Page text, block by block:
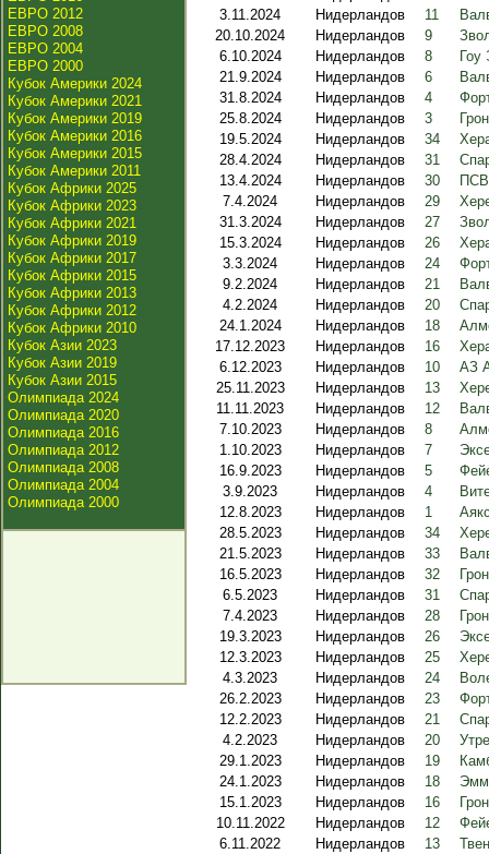
ЕВРО 2012
ЕВРО 2008
ЕВРО 2004
ЕВРО 2000
Кубок Америки 2024
Кубок Америки 2021
Кубок Америки 2019
Кубок Америки 2016
Кубок Америки 2015
Кубок Америки 2011
Кубок Африки 2025
Кубок Африки 2023
Кубок Африки 2021
Кубок Африки 2019
Кубок Африки 2017
Кубок Африки 2015
Кубок Африки 2013
Кубок Африки 2012
Кубок Африки 2010
Кубок Азии 2023
Кубок Азии 2019
Кубок Азии 2015
Олимпиада 2024
Олимпиада 2020
Олимпиада 2016
Олимпиада 2012
Олимпиада 2008
Олимпиада 2004
Олимпиада 2000
3.11.2024
Нидерландов 11
20.10.2024
Нидерландов 9
6.10.2024
Нидерландов 8
Гоу
21.9.2024
Нидерландов 6
31.8.2024
Нидерландов 4
25.8.2024
Нидерландов 3
19.5.2024
Нидерландов 34
28.4.2024
Нидерландов 31
13.4.2024
Нидерландов 30
7.4.2024
Нидерландов 29
31.3.2024
Нидерландов 27
15.3.2024
Нидерландов 26
3.3.2024
Нидерландов 24
9.2.2024
Нидерландов 21
4.2.2024
Нидерландов 20
24.1.2024
Нидерландов 18
17.12.2023
Нидерландов 16
6.12.2023
Нидерландов 10
АЗ
25.11.2023
Нидерландов 13
11.11.2023
Нидерландов 12
7.10.2023
Нидерландов 8
1.10.2023
Нидерландов 7
16.9.2023
Нидерландов 5
3.9.2023
Нидерландов 4
12.8.2023
Нидерландов 1
28.5.2023
Нидерландов 34
21.5.2023
Нидерландов 33
16.5.2023
Нидерландов 32
6.5.2023
Нидерландов 31
7.4.2023
Нидерландов 28
19.3.2023
Нидерландов 26
12.3.2023
Нидерландов 25
4.3.2023
Нидерландов 24
26.2.2023
Нидерландов 23
12.2.2023
Нидерландов 21
4.2.2023
Нидерландов 20
29.1.2023
Нидерландов 19
24.1.2023
Нидерландов 18
15.1.2023
Нидерландов 16
10.11.2022
Нидерландов 12
6.11.2022
Нидерландов 13